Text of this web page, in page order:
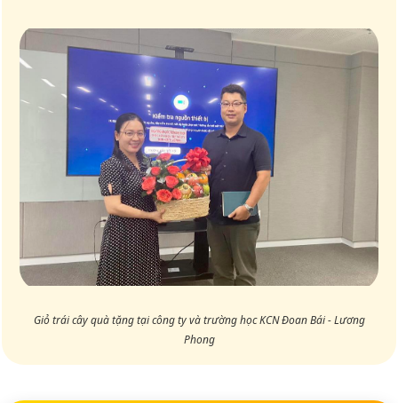
Giỏ trái cây quà tặng tại công ty và trường học KCN Đoan Bái - Lương
Phong